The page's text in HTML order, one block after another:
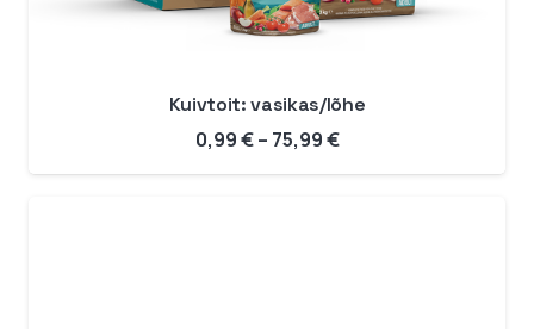
Kuivtoit: vasikas/lõhe
0,99€ – 75,99€Hinnavahemik:
0,99 €